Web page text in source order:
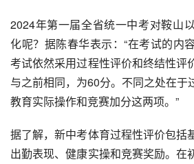
2024年第一届全省统一中考对鞍山
化呢？据陈春华表示：“在考试的内
考试依然采用过程性评价和终结性评
与之前相同，为60分。不同之处在于
教育实际操作和竞赛加分这两项。”
据了解，新中考体育过程性评价包括
出勤表现、健康实操和竞赛奖励。在